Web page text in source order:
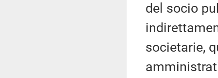
del socio
societarie,